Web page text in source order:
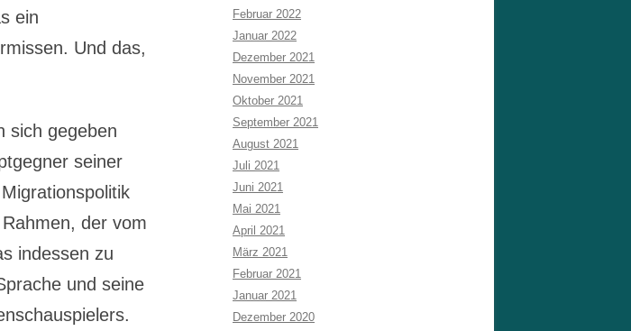
ein
Und das,
sich gegeben
seiner
der vom
indessen zu
und seine
Februar 2022
Januar 2022
Dezember 2021
November 2021
Oktober 2021
September 2021
August 2021
Juli 2021
Juni 2021
Mai 2021
April 2021
März 2021
Februar 2021
Januar 2021
Dezember 2020